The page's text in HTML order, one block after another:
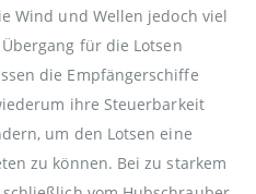
Wind und Wellen jedoch viel
für die Lotsen
die Empfängerschiffe
ihre Steuerbarkeit
um den Lotsen eine
zu können. Bei zu starkem